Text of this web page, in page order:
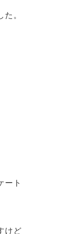
た。
ート
けど